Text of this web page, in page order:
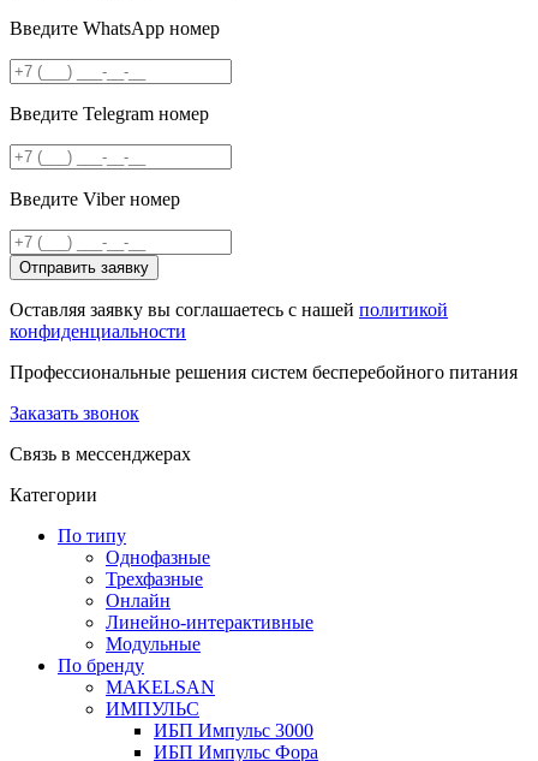
Введите WhatsApp номер
Введите Telegram номер
Введите Viber номер
Отправить заявку
Оставляя заявку вы соглашаетесь с нашей политикой
конфиденциальности
Профессиональные решения систем бесперебойного питания
Заказать звонок
Связь в мессенджерах
Категории
По типу
Однофазные
Трехфазные
Онлайн
Линейно-интерактивные
Модульные
По бренду
MAKELSAN
ИМПУЛЬС
ИБП Импульс 3000
ИБП Импульс Фора